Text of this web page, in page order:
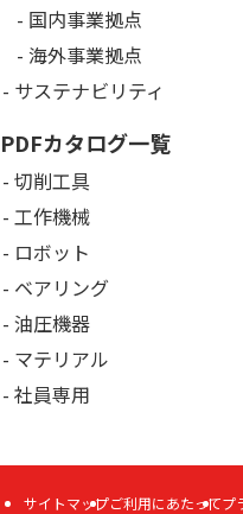
国内事業拠点
海外事業拠点
サステナビリティ
PDFカタログ一覧
切削工具
工作機械
ロボット
ベアリング
油圧機器
マテリアル
社員専用
サイトマップご利用にあたってプ